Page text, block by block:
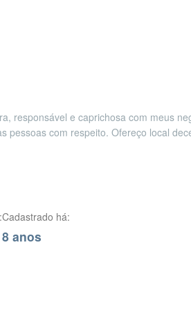
responsável e caprichosa com meus
pessoas com respeito. Ofereço local
Cadastrado há:
8 anos